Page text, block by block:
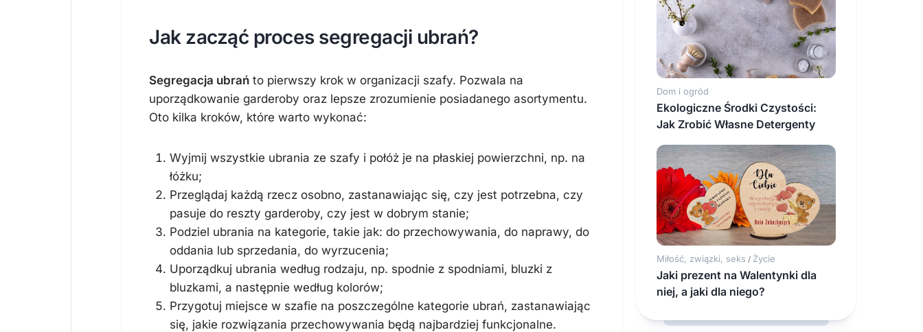
Jak zacząć proces segregacji ubrań?
Segregacja ubrań to pierwszy krok w organizacji szafy. Pozwala na
uporządkowanie garderoby oraz lepsze zrozumienie posiadanego asortymentu.
Oto kilka kroków, które warto wykonać:
Wyjmij wszystkie ubrania ze szafy i połóż je na płaskiej powierzchni, np. na
łóżku;
Przeglądaj każdą rzecz osobno, zastanawiając się, czy jest potrzebna, czy
pasuje do reszty garderoby, czy jest w dobrym stanie;
Podziel ubrania na kategorie, takie jak: do przechowywania, do naprawy, do
oddania lub sprzedania, do wyrzucenia;
Uporządkuj ubrania według rodzaju, np. spodnie z spodniami, bluzki z
bluzkami, a następnie według kolorów;
Przygotuj miejsce w szafie na poszczególne kategorie ubrań, zastanawiając
się, jakie rozwiązania przechowywania będą najbardziej funkcjonalne.
Dom i ogród
Ekologiczne Środki Czystości:
Jak Zrobić Własne Detergenty
Miłość, związki, seks / Życie
Jaki prezent na Walentynki dla
niej, a jaki dla niego?